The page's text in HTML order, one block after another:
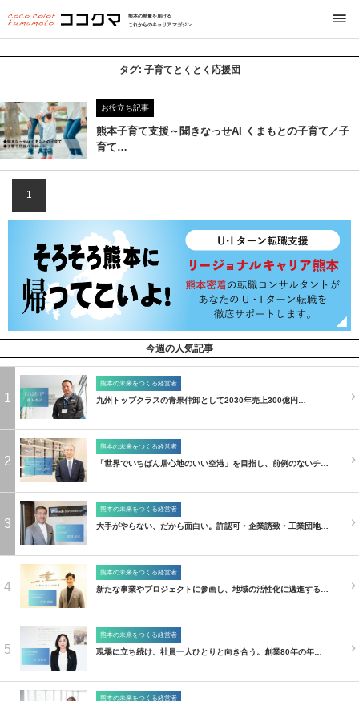
熊本の熱量を届ける
これからのキャリアマガジン
タグ: 子育てとくとく応援団
お役立ち記事
熊本子育て支援～聞きなっせAI くまもとの子育て／子
育て…
1
今週の人気記事
1
熊本の未来をつくる経営者
九州トップクラスの青果仲卸として2030年売上300億円…
2
熊本の未来をつくる経営者
「世界でいちばん居心地のいい空港」を目指し、前例のないチ…
3
熊本の未来をつくる経営者
大手がやらない、だから面白い。許認可・企業誘致・工業団地…
4
熊本の未来をつくる経営者
新たな事業やプロジェクトに参画し、地域の活性化に邁進する…
5
熊本の未来をつくる経営者
現場に立ち続け、社員一人ひとりと向き合う。創業80年の年…
熊本の未来をつくる経営者